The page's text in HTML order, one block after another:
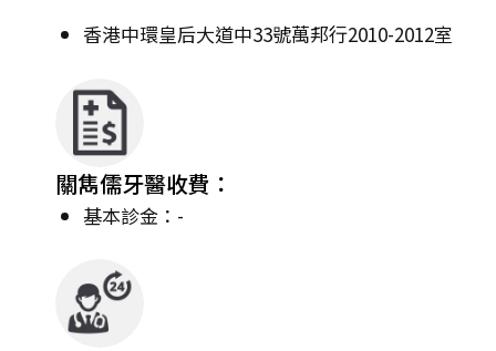
香港中環皇后大道中33號萬邦行2010-2012室
關雋儒牙醫收費：
基本診金：-